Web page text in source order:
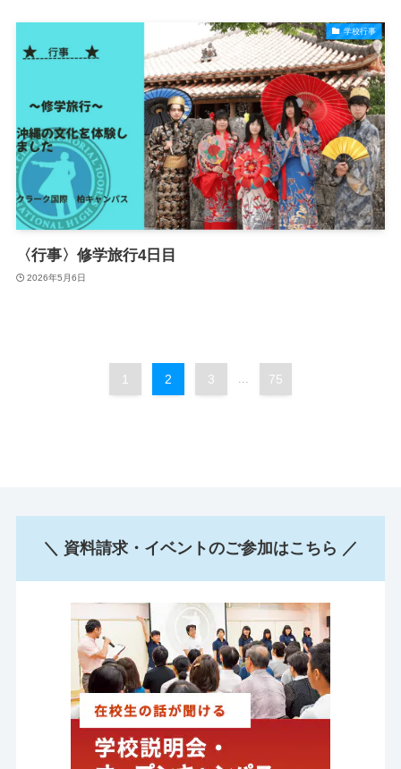
学校行事
〈行事〉修学旅行4日目
2026年5月6日
1 2 3 ... 75
＼ 資料請求・イベントのご参加はこちら ／